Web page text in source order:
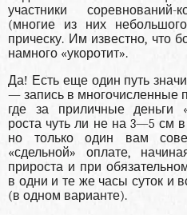
участники
(многие из них
прическу. Им известно, что
намного «укоротит».
Да! Есть еще один путь
— запись в многочисленные
где за приличные деньги
роста чуть ли не на 3—5 см
но только один вам
«сдельной» оплате,
прироста и при
в одни и те же часы суток и
(в одном варианте).